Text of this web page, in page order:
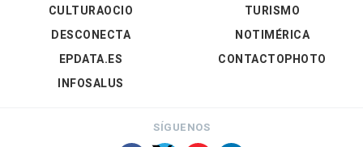
CULTURAOCIO
DESCONECTA
EPDATA.ES
INFOSALUS
TURISMO
NOTIMÉRICA
CONTACTOPHOTO
SÍGUENOS